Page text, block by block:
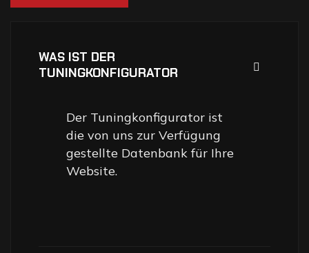
WAS IST DER
TUNINGKONFIGURATOR
Der Tuningkonfigurator ist
die von uns zur Verfügung
gestellte Datenbank für Ihre
Website.